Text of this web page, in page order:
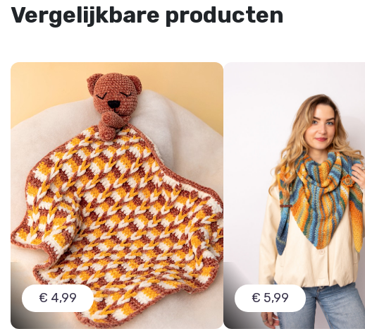
Vergelijkbare producten
€ 4,99 € 5,99